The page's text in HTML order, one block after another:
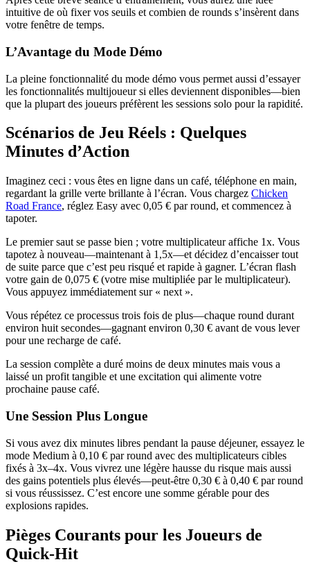
intuitive de où fixer vos seuils et combien de rounds s’insèrent dans
votre fenêtre de temps.
L’Avantage du Mode Démo
La pleine fonctionnalité du mode démo vous permet aussi d’essayer
les fonctionnalités multijoueur si elles deviennent disponibles—bien
que la plupart des joueurs préfèrent les sessions solo pour la rapidité.
Scénarios de Jeu Réels : Quelques
Minutes d’Action
Imaginez ceci : vous êtes en ligne dans un café, téléphone en main,
regardant la grille verte brillante à l’écran. Vous chargez Chicken
Road France, réglez Easy avec 0,05 € par round, et commencez à
tapoter.
Le premier saut se passe bien ; votre multiplicateur affiche 1x. Vous
tapotez à nouveau—maintenant à 1,5x—et décidez d’encaisser tout
de suite parce que c’est peu risqué et rapide à gagner. L’écran flash
votre gain de 0,075 € (votre mise multipliée par le multiplicateur).
Vous appuyez immédiatement sur « next ».
Vous répétez ce processus trois fois de plus—chaque round durant
environ huit secondes—gagnant environ 0,30 € avant de vous lever
pour une recharge de café.
La session complète a duré moins de deux minutes mais vous a
laissé un profit tangible et une excitation qui alimente votre
prochaine pause café.
Une Session Plus Longue
Si vous avez dix minutes libres pendant la pause déjeuner, essayez le
mode Medium à 0,10 € par round avec des multiplicateurs cibles
fixés à 3x–4x. Vous vivrez une légère hausse du risque mais aussi
des gains potentiels plus élevés—peut-être 0,30 € à 0,40 € par round
si vous réussissez. C’est encore une somme gérable pour des
explosions rapides.
Pièges Courants pour les Joueurs de
Quick‑Hit